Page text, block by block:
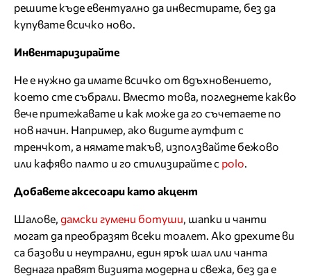
решите къде евентуално да инвестирате, без да
купувате всичко ново.
Инвентаризирайте
Не е нужно да имате всичко от вдъхновението,
което сте събрали. Вместо това, погледнете какво
вече притежавате и как може да го съчетаете по
нов начин. Например, ако видите аутфит с
тренчкот, а нямате такъв, използвайте бежово
или кафяво палто и го стилизирайте с polo.
Добавете аксесоари като акцент
Шалове, дамски гумени ботуши, шапки и чанти
могат да преобразят всеки тоалет. Ако дрехите ви
са базови и неутрални, един ярък шал или чанта
веднага правят визията модерна и свежа, без да е